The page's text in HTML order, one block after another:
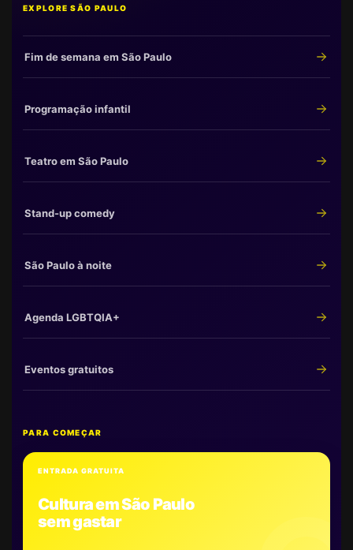
EXPLORE SÃO PAULO
Fim de semana em São Paulo
Programação infantil
Teatro em São Paulo
Stand-up comedy
São Paulo à noite
Agenda LGBTQIA+
Eventos gratuitos
PARA COMEÇAR
ENTRADA GRATUITA
Cultura em São Paulo
sem gastar